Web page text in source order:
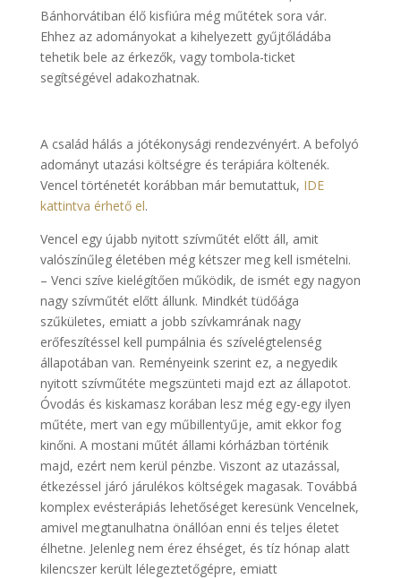
Bánhorvátiban élő kisfiúra még műtétek sora vár.
Ehhez az adományokat a kihelyezett gyűjtőládába
tehetik bele az érkezők, vagy tombola-ticket
segítségével adakozhatnak.
A család hálás a jótékonysági rendezvényért. A befolyó
adományt utazási költségre és terápiára költenék.
Vencel történetét korábban már bemutattuk, IDE
kattintva érhető el.
Vencel egy újabb nyitott szívműtét előtt áll, amit
valószínűleg életében még kétszer meg kell ismételni.
– Venci szíve kielégítően működik, de ismét egy nagyon
nagy szívműtét előtt állunk. Mindkét tüdőága
szűkületes, emiatt a jobb szívkamrának nagy
erőfeszítéssel kell pumpálnia és szívelégtelenség
állapotában van. Reményeink szerint ez, a negyedik
nyitott szívműtéte megszünteti majd ezt az állapotot.
Óvodás és kiskamasz korában lesz még egy-egy ilyen
műtéte, mert van egy műbillentyűje, amit ekkor fog
kinőni. A mostani műtét állami kórházban történik
majd, ezért nem kerül pénzbe. Viszont az utazással,
étkezéssel járó járulékos költségek magasak. Továbbá
komplex evésterápiás lehetőséget keresünk Vencelnek,
amivel megtanulhatna önállóan enni és teljes életet
élhetne. Jelenleg nem érez éhséget, és tíz hónap alatt
kilencszer került lélegeztetőgépre, emiatt